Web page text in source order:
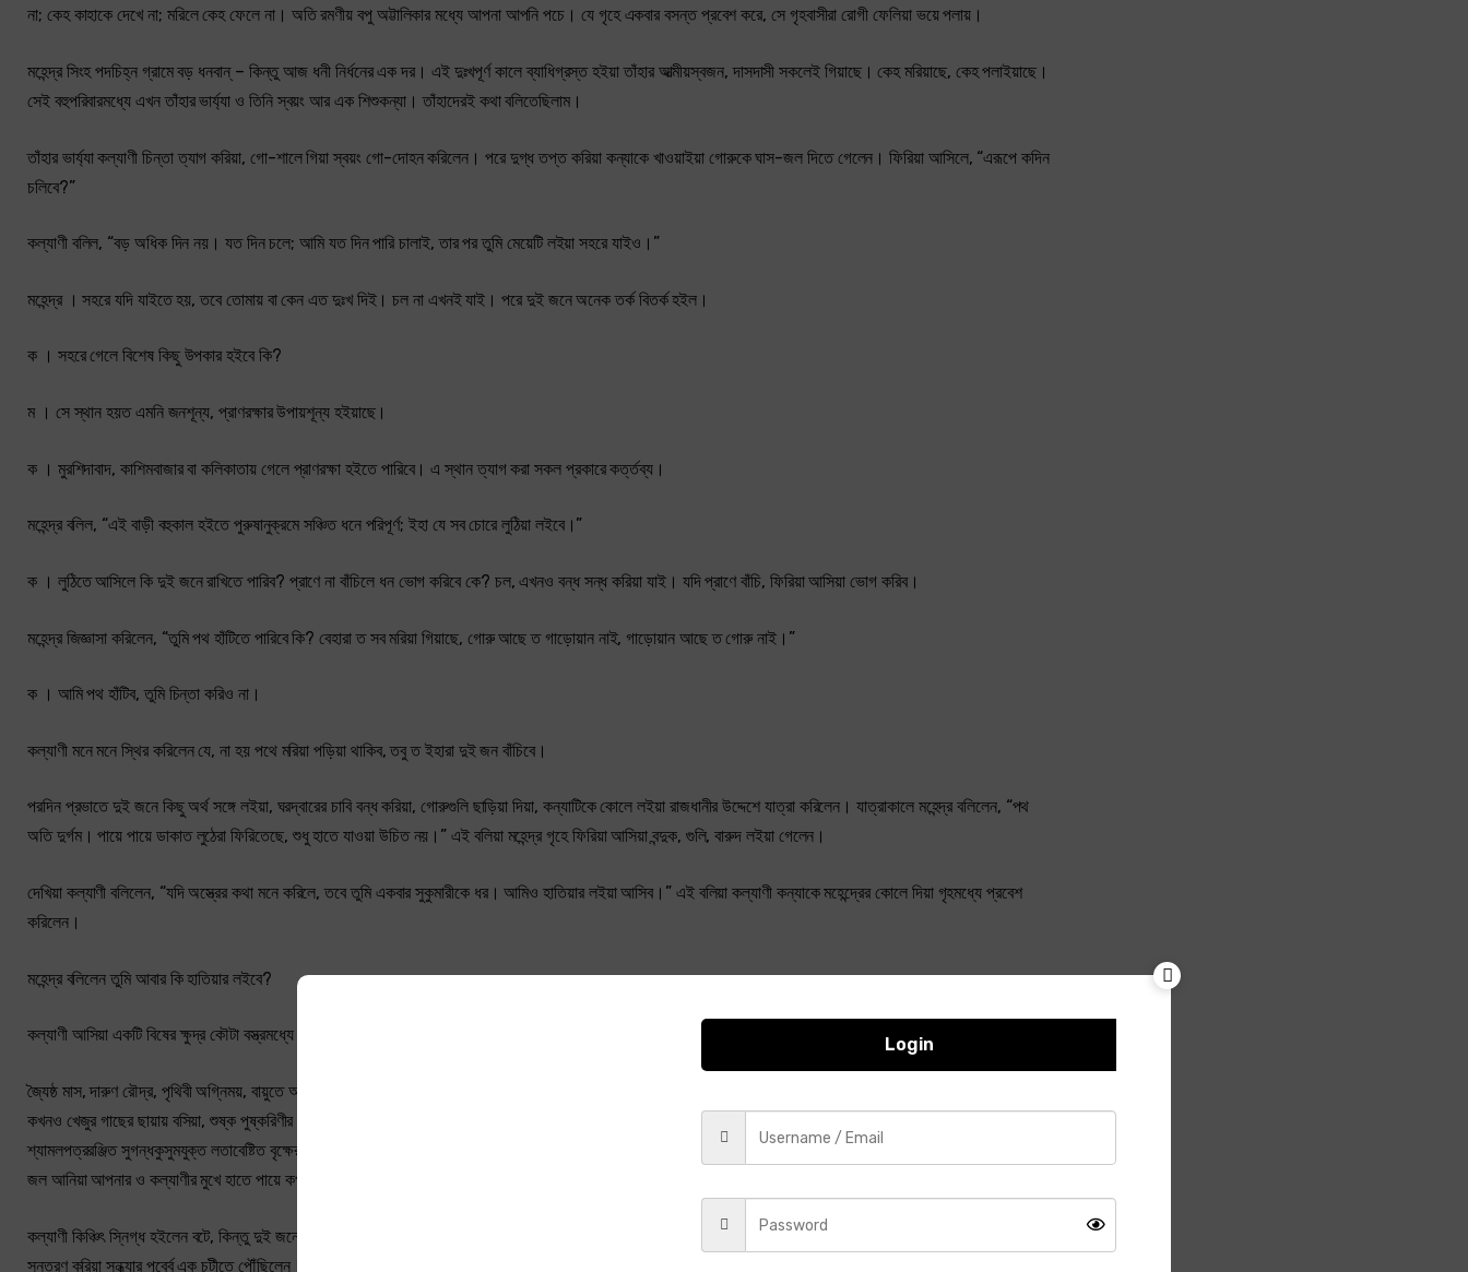
না; কেহ কাহাকে দেখে না; মরিলে কেহ ফেলে না। অতি রমণীয় বপু অট্টালিকার মধ্যে আপনা আপনি পচে। যে গৃহে একবার বসন্ত প্রবেশ করে, সে গৃহবাসীরা রোগী ফেলিয়া ভয়ে পলায়।
মহেন্দ্র সিংহ পদচিহ্ন গ্রামে বড় ধনবান্‌ – কিন্তু আজ ধনী নির্ধনের এক দর। এই দুঃখপূর্ণ কালে ব্যাধিগ্রস্ত হইয়া তাঁহার আত্মীয়স্বজন, দাসদাসী সকলেই গিয়াছে। কেহ মরিয়াছে, কেহ পলাইয়াছে।
সেই বহুপরিবারমধ্যে এখন তাঁহার ভার্য্যা ও তিনি স্বয়ং আর এক শিশুকন্যা। তাঁহাদেরই কথা বলিতেছিলাম।
তাঁহার ভার্য্যা কল্যাণী চিন্তা ত্যাগ করিয়া, গো-শালে গিয়া স্বয়ং গো-দোহন করিলেন। পরে দুগ্ধ তপ্ত করিয়া কন্যাকে খাওয়াইয়া গোরুকে ঘাস-জল দিতে গেলেন। ফিরিয়া আসিলে, “এরূপে কদিন
চলিবে?”
কল্যাণী বলিল, “বড় অধিক দিন নয়। যত দিন চলে; আমি যত দিন পারি চালাই, তার পর তুমি মেয়েটি লইয়া সহরে যাইও।”
মহেন্দ্র । সহরে যদি যাইতে হয়, তবে তোমায় বা কেন এত দুঃখ দিই। চল না এখনই যাই। পরে দুই জনে অনেক তর্ক বিতর্ক হইল।
ক । সহরে গেলে বিশেষ কিছু উপকার হইবে কি?
ম । সে স্থান হয়ত এমনি জনশূন্য, প্রাণরক্ষার উপায়শূন্য হইয়াছে।
ক । মুরশিদাবাদ, কাশিমবাজার বা কলিকাতায় গেলে প্রাণরক্ষা হইতে পারিবে। এ স্থান ত্যাগ করা সকল প্রকারে কর্ত্তব্য।
মহেন্দ্র বলিল, “এই বাড়ী বহুকাল হইতে পুরুষানুক্রমে সঞ্চিত ধনে পরিপূর্ণ; ইহা যে সব চোরে লুঠিয়া লইবে।”
ক । লুঠিতে আসিলে কি দুই জনে রাখিতে পারিব? প্রাণে না বাঁচিলে ধন ভোগ করিবে কে? চল, এখনও বন্ধ সন্ধ করিয়া যাই। যদি প্রাণে বাঁচি, ফিরিয়া আসিয়া ভোগ করিব।
মহেন্দ্র জিজ্ঞাসা করিলেন, “তুমি পথ হাঁটিতে পারিবে কি? বেহারা ত সব মরিয়া গিয়াছে, গোরু আছে ত গাড়োয়ান নাই, গাড়োয়ান আছে ত গোরু নাই।”
ক । আমি পথ হাঁটিব, তুমি চিন্তা করিও না।
কল্যাণী মনে মনে স্থির করিলেন যে, না হয় পথে মরিয়া পড়িয়া থাকিব, তবু ত ইহারা দুই জন বাঁচিবে।
পরদিন প্রভাতে দুই জনে কিছু অর্থ সঙ্গে লইয়া, ঘরদ্বারের চাবি বন্ধ করিয়া, গোরুগুলি ছাড়িয়া দিয়া, কন্যাটিকে কোলে লইয়া রাজধানীর উদ্দেশে যাত্রা করিলেন। যাত্রাকালে মহেন্দ্র বলিলেন, “পথ
অতি দুর্গম। পায়ে পায়ে ডাকাত লুঠেরা ফিরিতেছে, শুধু হাতে যাওয়া উচিত নয়।” এই বলিয়া মহেন্দ্র গৃহে ফিরিয়া আসিয়া বন্দুক, গুলি, বারুদ লইয়া গেলেন।
দেখিয়া কল্যাণী বলিলেন, “যদি অস্ত্রের কথা মনে করিলে, তবে তুমি একবার সুকুমারীকে ধর। আমিও হাতিয়ার লইয়া আসিব।” এই বলিয়া কল্যাণী কন্যাকে মহেন্দ্রের কোলে দিয়া গৃহমধ্যে প্রবেশ
করিলেন।
মহেন্দ্র বলিলেন তুমি আবার কি হাতিয়ার লইবে?
কল্যাণী আসিয়া একটি বিষের ক্ষুদ্র কৌটা বস্ত্রমধ্যে লুকাইল। দুখের দিনে কপালে কি হয় বলিয়া কল্যাণী পূর্ব্বেই বিষ সংগ্রহ করিয়া রাখিয়াছিলেন।
জ্যৈষ্ঠ মাস, দারুণ রৌদ্র, পৃথিবী অগ্নিময়, বায়ুতে আগুন ছড়াইতেছে, আকাশ তপ্ত তামার চাঁদোয়ার মত, পথের ধূলিসকল অগ্নিস্ফুলিঙ্গবৎ। কল্যাণী ঘামিতে লাগিল, কখনও বাবলা গাছের ছায়ায়,
কখনও খেজুর গাছের ছায়ায় বসিয়া, শুষ্ক পুষ্করিণীর কর্দ্দমময় জল পান করিয়া কত কষ্টে পথ চলিতে লাগিল। মেয়েটি মহেন্দ্রের কোলে – এক একবার মহেন্দ্র মেয়েকে বাতাস দেয়। একবার নিবিড়
শ্যামলপত্ররঞ্জিত সুগন্ধকুসুমযুক্ত লতাবেষ্টিত বৃক্ষের ছায়ায় বসিয়া দুই জনে বিশ্রাম করিল। মহেন্দ্র কল্যাণীর শ্রমসহিষ্ণুতা দেখিয়া বিস্মিত হইলেন। বস্ত্র ভিজাইয়া মহেন্দ্র নিকটস্থ পল্বল হইতে
জল আনিয়া আপনার ও কল্যাণীর মুখে হাতে পায়ে কপালে সিঞ্চন করিলেন।
কল্যাণী কিঞ্চিৎ স্নিগ্ধ হইলেন বটে, কিন্তু দুই জনে ক্ষুধায় বড় আকুল হইলেন। তাও সহ্য হয় – মেয়েটির ক্ষুধা-তৃষ্ণা সহ্য হয় না। অতএব আবার তাঁহারা পথ বাহিয়া চলিলেন। সেই অগ্নিতরঙ্গ
সন্তরণ করিয়া সন্ধ্যার পূর্ব্বে এক চটীতে পৌঁছিলেন। মহেন্দ্রের মনে মনে বড় আশা ছিল, চটীতে গিয়া স্ত্রী কন্যার মুখে শীতল জল দিতে পারিবেন, প্রাণরক্ষার জন্য মুখে আহার দিতে পারিবেন। কিন্তু
Login